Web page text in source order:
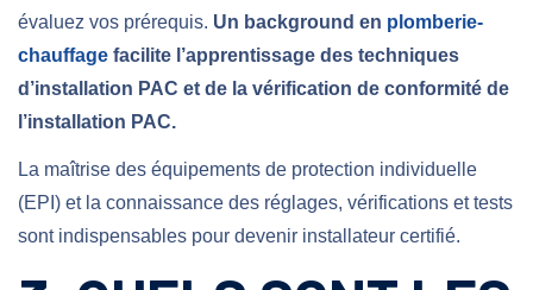
évaluez vos prérequis. Un background en plomberie-
chauffage facilite l’apprentissage des techniques
d’installation PAC et de la vérification de conformité de
l’installation PAC.
La maîtrise des équipements de protection individuelle
(EPI) et la connaissance des réglages, vérifications et tests
sont indispensables pour devenir installateur certifié.